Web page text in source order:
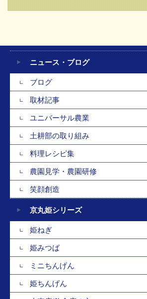
ニュース・ブログ
ブログ
取材記事
ユニバーサル農業
土耕部の取り組み
料理レシピ集
農園見学・農園研修
笑顔創造
京丸姫シリーズ
姫ねぎ
姫みつば
ミニちんげん
姫ちんげん